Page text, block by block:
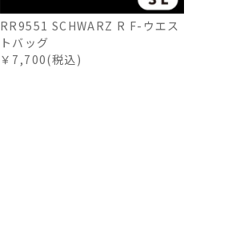
RR9551 SCHWARZ R F-ウエス
トバッグ
￥7,700(税込)